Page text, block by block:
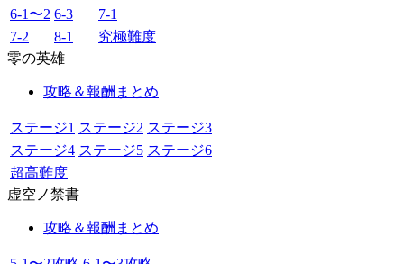
6-1〜2 6-3
7-1
7-2
8-1
究極難度
零の英雄
攻略＆報酬まとめ
ステージ1 ステージ2 ステージ3
ステージ4 ステージ5 ステージ6
超高難度
虚空ノ禁書
攻略＆報酬まとめ